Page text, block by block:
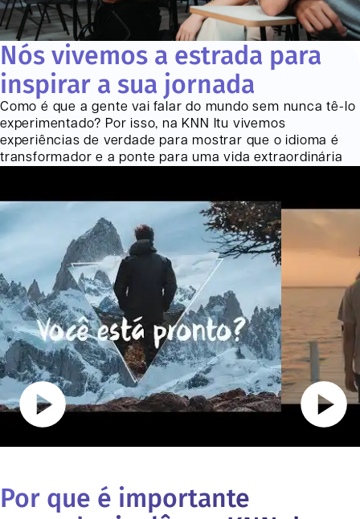
Nós vivemos a estrada para
inspirar a sua jornada
Como é que a gente vai falar do mundo sem nunca tê-lo
experimentado? Por isso, na KNN
Itu vivemos
experiências de verdade para mostrar que o idioma é
transformador e a ponte para uma vida extraordinária
Por que é importante